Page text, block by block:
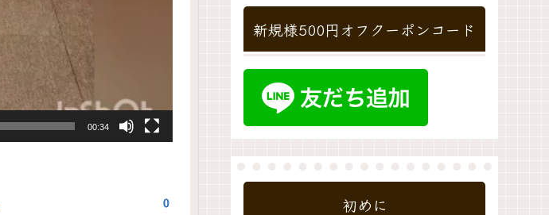
00:34
0
新規様500円オフクーポンコード
初めに